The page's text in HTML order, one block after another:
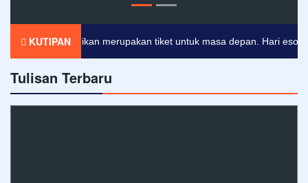
KUTIPAN
Pendidikan merupakan tiket untuk masa depan. Hari esok
Tulisan Terbaru